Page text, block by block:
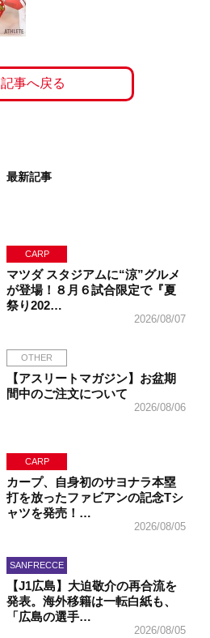
記事へ戻る
最新記事
CARP
マツダ スタジアムに“涼”グルメ
が登場！８月６試合限定で『夏
祭り202…
2026/08/07
OTHER
【アスリートマガジン】お盆期
間中のご注文について
2026/08/06
CARP
カープ、自身初のサヨナラ本塁
打を放ったファビアンの記念Tシ
ャツを発売！…
2026/08/05
SANFRECCE
【J1広島】大迫敬介の再合流を
発表。海外移籍は一転白紙も、
「広島の選手…
2026/08/05